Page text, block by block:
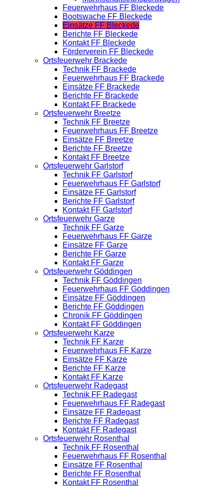
Feuerwehrhaus FF Bleckede
Bootswache FF Bleckede
Einsätze FF Bleckede
Berichte FF Bleckede
Kontakt FF Bleckede
Förderverein FF Bleckede
Ortsfeuerwehr Brackede
Technik FF Brackede
Feuerwehrhaus FF Brackede
Einsätze FF Brackede
Berichte FF Brackede
Kontakt FF Brackede
Ortsfeuerwehr Breetze
Technik FF Breetze
Feuerwehrhaus FF Breetze
Einsätze FF Breetze
Berichte FF Breetze
Kontakt FF Breetze
Ortsfeuerwehr Garlstorf
Technik FF Garlstorf
Feuerwehrhaus FF Garlstorf
Einsätze FF Garlstorf
Berichte FF Garlstorf
Kontakt FF Garlstorf
Ortsfeuerwehr Garze
Technik FF Garze
Feuerwehrhaus FF Garze
Einsätze FF Garze
Berichte FF Garze
Kontakt FF Garze
Ortsfeuerwehr Göddingen
Technik FF Göddingen
Feuerwehrhaus FF Göddingen
Einsätze FF Göddingen
Berichte FF Göddingen
Chronik FF Göddingen
Kontakt FF Göddingen
Ortsfeuerwehr Karze
Technik FF Karze
Feuerwehrhaus FF Karze
Einsätze FF Karze
Berichte FF Karze
Kontakt FF Karze
Ortsfeuerwehr Radegast
Technik FF Radegast
Feuerwehrhaus FF Radegast
Einsätze FF Radegast
Berichte FF Radegast
Kontakt FF Radegast
Ortsfeuerwehr Rosenthal
Technik FF Rosenthal
Feuerwehrhaus FF Rosenthal
Einsätze FF Rosenthal
Berichte FF Rosenthal
Kontakt FF Rosenthal